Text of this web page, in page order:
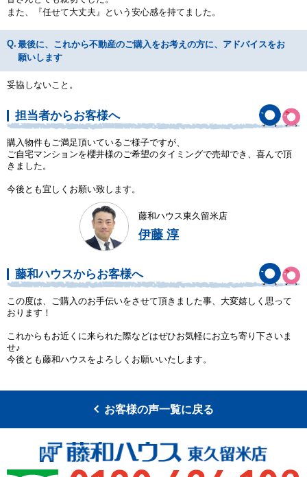
また、『任せて大丈夫』という安心感を持てました。
最後に、これから不動産のご購入をお考えの方に、アドバイスをお
願いします
妥協しないこと。
担当者からお客様へ
購入物件もご満足頂いているご様子ですが、
ご自宅マンションを櫻井様のご希望のタイミングで売却でき、喜んで頂
きました。
今後とも宜しくお願い致します。
藤和ハウス東久留米店
伊藤 淳
藤和ハウスからお客様へ
この度は、ご購入のお手伝いをさせて頂きました事、大変嬉しく思って
おります！
これからもお近くに来られた際などはぜひお気軽にお立ち寄り下さいま
せ♪
今後とも藤和ハウスをよろしくお願いいたします。
お客様の声一覧に戻る